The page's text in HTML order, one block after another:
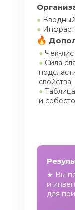
●
●
● Чек-
● Сила
свойства
●
и
★ Вы
и
для